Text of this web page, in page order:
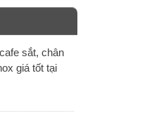
sắt, chân
giá tốt tại